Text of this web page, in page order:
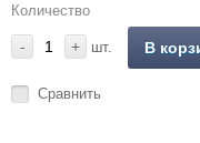
Количество
- + шт. В
Сравнить